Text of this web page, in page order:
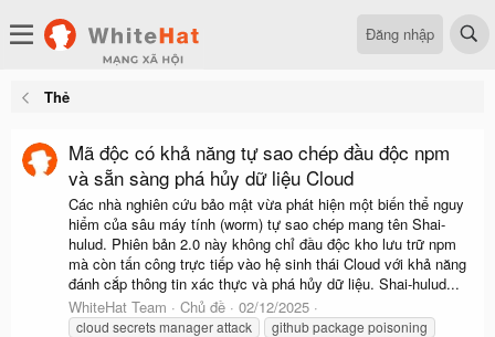
Đăng nhập
Thẻ
Mã độc có khả năng tự sao chép đầu độc npm
và sẵn sàng phá hủy dữ liệu Cloud
Các nhà nghiên cứu bảo mật vừa phát hiện một biến thể nguy
hiểm của sâu máy tính (worm) tự sao chép mang tên Shai-
hulud. Phiên bản 2.0 này không chỉ đầu độc kho lưu trữ npm
mà còn tấn công trực tiếp vào hệ sinh thái Cloud với khả năng
đánh cắp thông tin xác thực và phá hủy dữ liệu. Shai-hulud...
WhiteHat Team
Chủ đề 02/12/2025
cloud secrets manager attack
github package poisoning